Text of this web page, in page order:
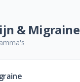
& Migraine